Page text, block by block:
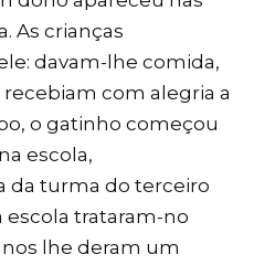
As crianças
davam-lhe comida,
com alegria a
o gatinho começou
escola,
da turma do terceiro
escola trataram-no
lhe deram um